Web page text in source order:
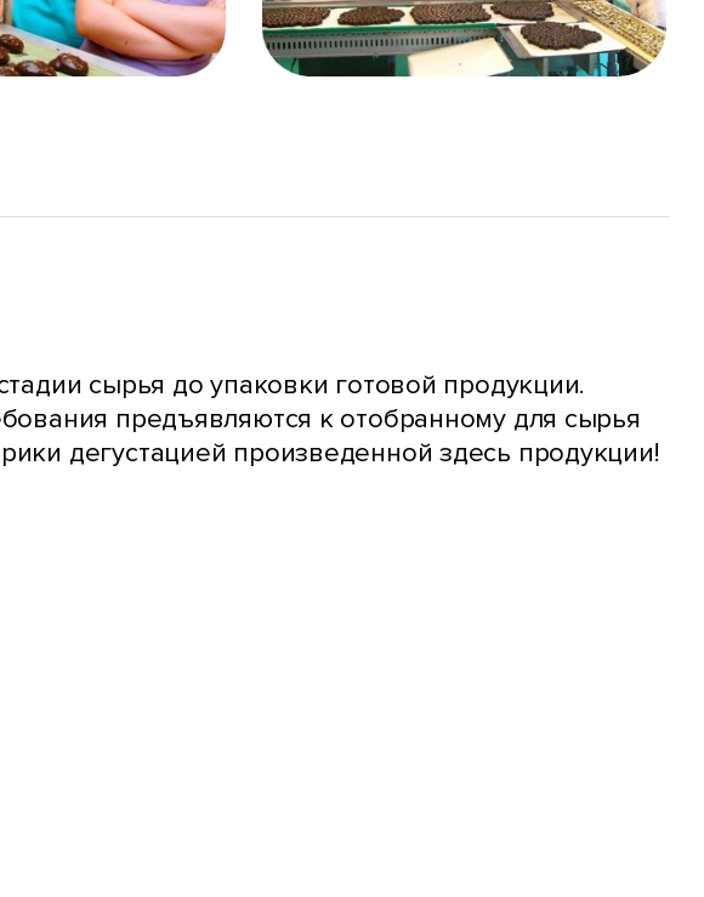
сырья до упаковки готовой продукции.
предъявляются к отобранному для сырья
дегустацией произведенной здесь продукции!